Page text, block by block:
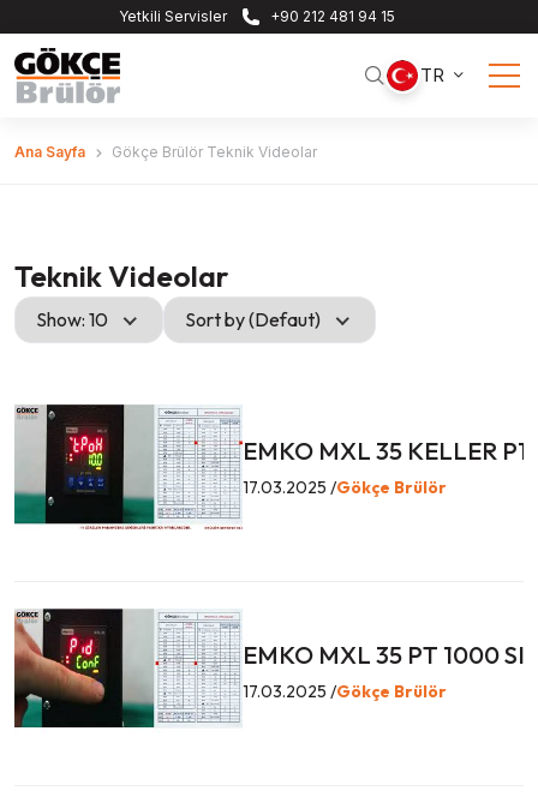
Yetkili Servisler +90 212 481 94 15
TR
Ana Sayfa Gökçe Brülör Teknik Videolar
Teknik Videolar
Show: 10 Sort by (Defaut)
EMKO MXL 35 KELLER
17.03.2025 /Gökçe Brülör
EMKO MXL 35 PT 1000
17.03.2025 /Gökçe Brülör